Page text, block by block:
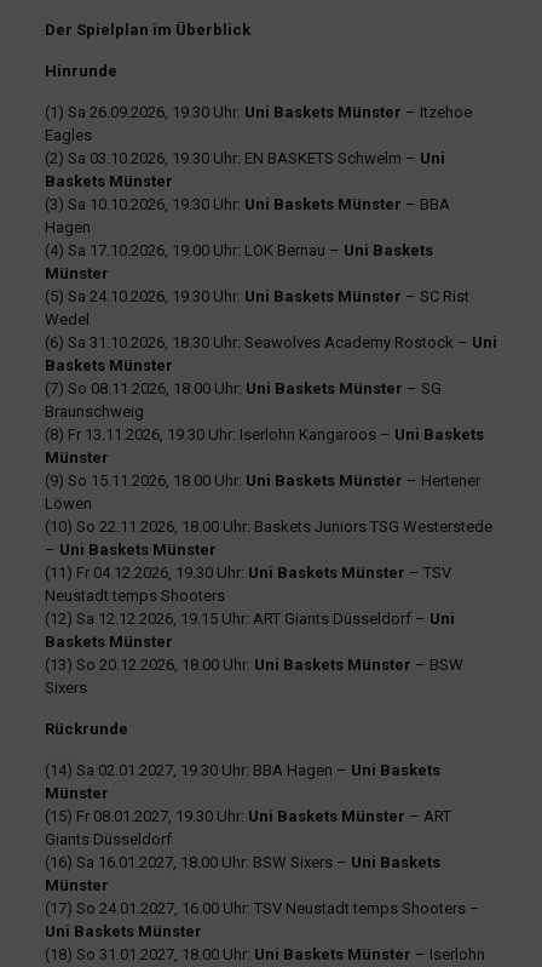
Der Spielplan im Überblick
Hinrunde
(1) Sa 26.09.2026, 19.30 Uhr: Uni Baskets Münster – Itzehoe
Eagles
(2) Sa 03.10.2026, 19.30 Uhr: EN BASKETS Schwelm – Uni
Baskets Münster
(3) Sa 10.10.2026, 19.30 Uhr: Uni Baskets Münster – BBA
Hagen
(4) Sa 17.10.2026, 19.00 Uhr: LOK Bernau – Uni Baskets
Münster
(5) Sa 24.10.2026, 19.30 Uhr: Uni Baskets Münster – SC Rist
Wedel
(6) Sa 31.10.2026, 18.30 Uhr: Seawolves Academy Rostock – Uni
Baskets Münster
(7) So 08.11.2026, 18.00 Uhr: Uni Baskets Münster – SG
Braunschweig
(8) Fr 13.11.2026, 19.30 Uhr: Iserlohn Kangaroos – Uni Baskets
Münster
(9) So 15.11.2026, 18.00 Uhr: Uni Baskets Münster – Hertener
Löwen
(10) So 22.11.2026, 18.00 Uhr: Baskets Juniors TSG Westerstede
– Uni Baskets Münster
(11) Fr 04.12.2026, 19.30 Uhr: Uni Baskets Münster – TSV
Neustadt temps Shooters
(12) Sa 12.12.2026, 19.15 Uhr: ART Giants Düsseldorf – Uni
Baskets Münster
(13) So 20.12.2026, 18.00 Uhr: Uni Baskets Münster – BSW
Sixers
Rückrunde
(14) Sa 02.01.2027, 19.30 Uhr: BBA Hagen – Uni Baskets
Münster
(15) Fr 08.01.2027, 19.30 Uhr: Uni Baskets Münster – ART
Giants Düsseldorf
(16) Sa 16.01.2027, 18.00 Uhr: BSW Sixers – Uni Baskets
Münster
(17) So 24.01.2027, 16.00 Uhr: TSV Neustadt temps Shooters –
Uni Baskets Münster
(18) So 31.01.2027, 18.00 Uhr: Uni Baskets Münster – Iserlohn